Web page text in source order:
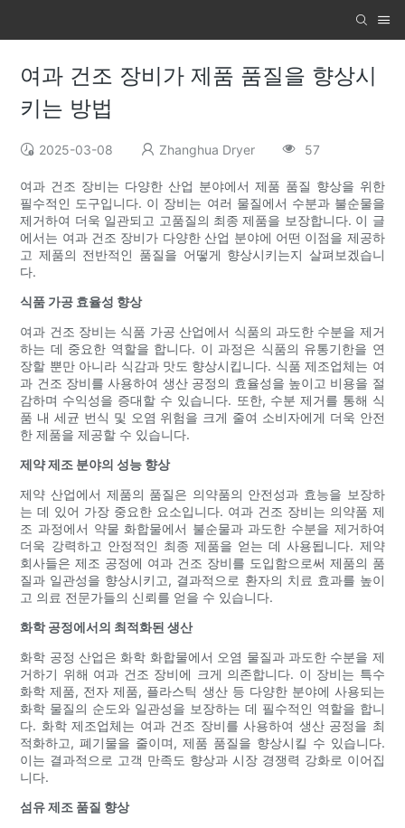
여과 건조 장비가 제품 품질을 향상시
키는 방법
2025-03-08 Zhanghua Dryer 57
여과 건조 장비는 다양한 산업 분야에서 제품 품질 향상을 위한
필수적인 도구입니다. 이 장비는 여러 물질에서 수분과 불순물을
제거하여 더욱 일관되고 고품질의 최종 제품을 보장합니다. 이 글
에서는 여과 건조 장비가 다양한 산업 분야에 어떤 이점을 제공하
고 제품의 전반적인 품질을 어떻게 향상시키는지 살펴보겠습니
다.
식품 가공 효율성 향상
여과 건조 장비는 식품 가공 산업에서 식품의 과도한 수분을 제거
하는 데 중요한 역할을 합니다. 이 과정은 식품의 유통기한을 연
장할 뿐만 아니라 식감과 맛도 향상시킵니다. 식품 제조업체는 여
과 건조 장비를 사용하여 생산 공정의 효율성을 높이고 비용을 절
감하며 수익성을 증대할 수 있습니다. 또한, 수분 제거를 통해 식
품 내 세균 번식 및 오염 위험을 크게 줄여 소비자에게 더욱 안전
한 제품을 제공할 수 있습니다.
제약 제조 분야의 성능 향상
제약 산업에서 제품의 품질은 의약품의 안전성과 효능을 보장하
는 데 있어 가장 중요한 요소입니다. 여과 건조 장비는 의약품 제
조 과정에서 약물 화합물에서 불순물과 과도한 수분을 제거하여
더욱 강력하고 안정적인 최종 제품을 얻는 데 사용됩니다. 제약
회사들은 제조 공정에 여과 건조 장비를 도입함으로써 제품의 품
질과 일관성을 향상시키고, 결과적으로 환자의 치료 효과를 높이
고 의료 전문가들의 신뢰를 얻을 수 있습니다.
화학 공정에서의 최적화된 생산
화학 공정 산업은 화학 화합물에서 오염 물질과 과도한 수분을 제
거하기 위해 여과 건조 장비에 크게 의존합니다. 이 장비는 특수
화학 제품, 전자 제품, 플라스틱 생산 등 다양한 분야에 사용되는
화학 물질의 순도와 일관성을 보장하는 데 필수적인 역할을 합니
다. 화학 제조업체는 여과 건조 장비를 사용하여 생산 공정을 최
적화하고, 폐기물을 줄이며, 제품 품질을 향상시킬 수 있습니다.
이는 결과적으로 고객 만족도 향상과 시장 경쟁력 강화로 이어집
니다.
섬유 제조 품질 향상